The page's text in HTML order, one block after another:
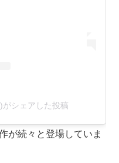
シェアした投稿
が続々と登場していま